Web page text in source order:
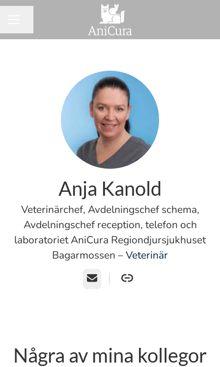
Anja Kanold
Veterinärchef, Avdelningschef schema,
Avdelningschef reception, telefon och
laboratoriet AniCura Regiondjursjukhuset
Bagarmossen –Veterinär
E-post
Några av mina kollegor